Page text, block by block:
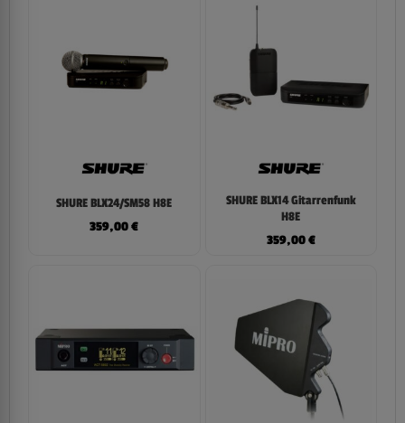
SHURE BLX24/SM58 H8E
359,00€
SHURE BLX14 Gitarrenfunk
H8E
359,00€